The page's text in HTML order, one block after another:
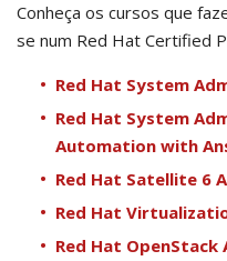
Conheça os cursos que
se num Red Hat Certified
Red Hat System
Red Hat System
Automation with
Red Hat Satellite 6
Red Hat
Red Hat